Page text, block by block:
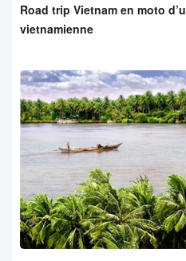
Road trip Vietnam en moto
vietnamienne